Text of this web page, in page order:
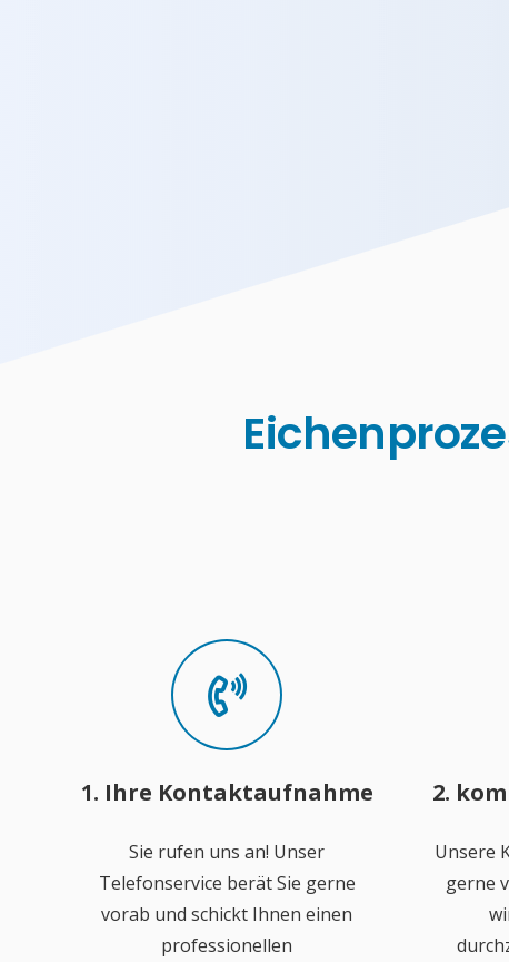
1. Ihre Kontaktaufnahme
Sie rufen uns an! Unser
Telefonservice berät Sie gerne
vorab und schickt Ihnen einen
professionellen
2.
Unsere
gerne